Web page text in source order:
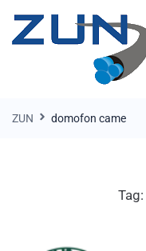
ZUN domofon came
Tag: